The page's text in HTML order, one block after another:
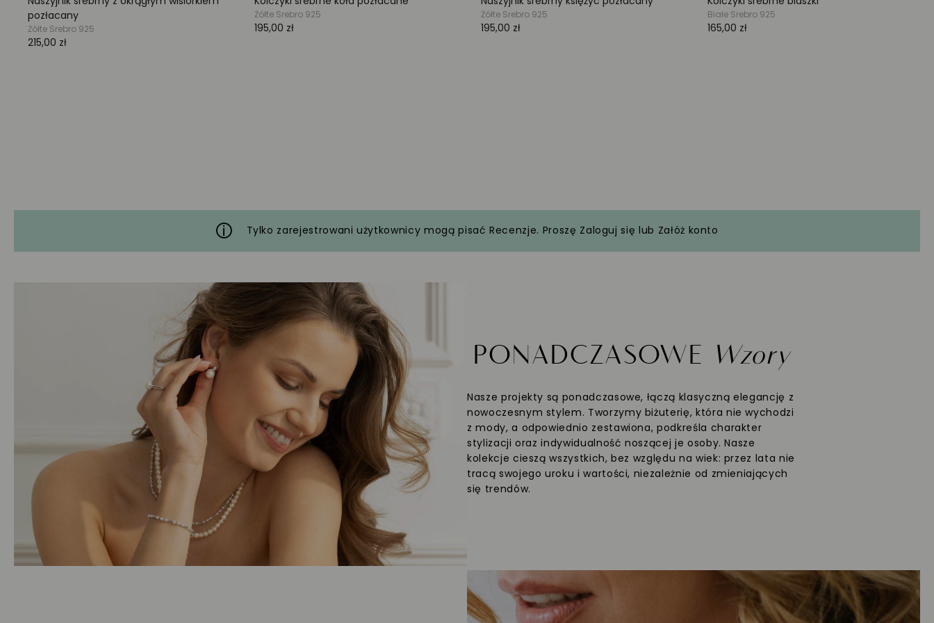
Tylko zarejestrowani użytkownicy mogą pisać Recenzje. Proszę Zaloguj się lub Załóż konto
PONADCZASOWE Wzory
Nasze projekty są ponadczasowe, łączą klasyczną elegancję z
nowoczesnym stylem. Tworzymy biżuterię, która nie wychodzi
z mody, a odpowiednio zestawiona, podkreśla charakter
stylizacji oraz indywidualność noszącej je osoby. Nasze
kolekcje cieszą wszystkich, bez względu na wiek: przez lata nie
tracą swojego uroku i wartości, niezależnie od zmieniających
się trendów.